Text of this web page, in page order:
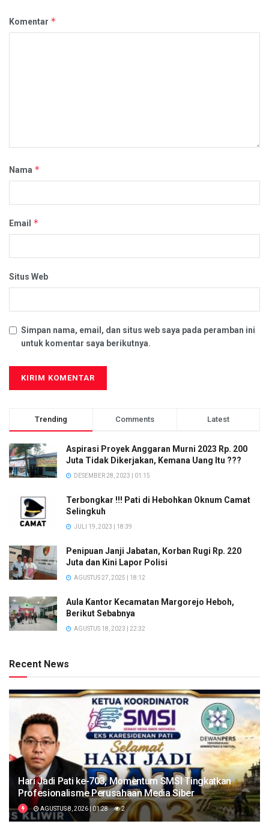
Komentar *
Nama *
Email *
Situs Web
Simpan nama, email, dan situs web saya pada peramban ini
untuk komentar saya berikutnya.
Trending Comments Latest
Aspirasi Proyek Anggaran Murni 2023 Rp. 200
Juta Tidak Dikerjakan, Kemana Uang Itu ???
DESEMBER 28, 2023 | 01:15
Terbongkar !!! Pati di Hebohkan Oknum Camat
Selingkuh
JULI 19, 2023 | 18:39
Penipuan Janji Jabatan, Korban Rugi Rp. 220
Juta dan Kini Lapor Polisi
AGUSTUS 27, 2025 | 18:12
Aula Kantor Kecamatan Margorejo Heboh,
Berikut Sebabnya
AGUSTUS 18, 2023 | 22:32
Recent News
Hari Jadi Pati ke-703, Momentum SMSI Tingkatkan
Profesionalisme Perusahaan Media Siber
AGUSTUS 8, 2026 | 01:28 2